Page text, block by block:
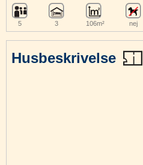
Husbeskrivelse
5 3 106m² nej